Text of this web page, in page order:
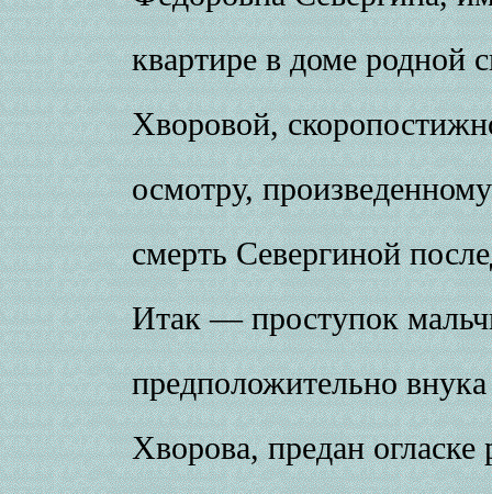
квартире в доме родной
Хворовой,
осмотру,
смерть Севергиной
Итак — проступок
предположительно
Хворова, предан